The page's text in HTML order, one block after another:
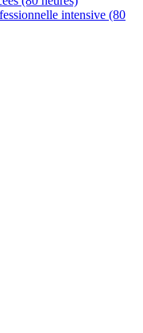
intensive (80